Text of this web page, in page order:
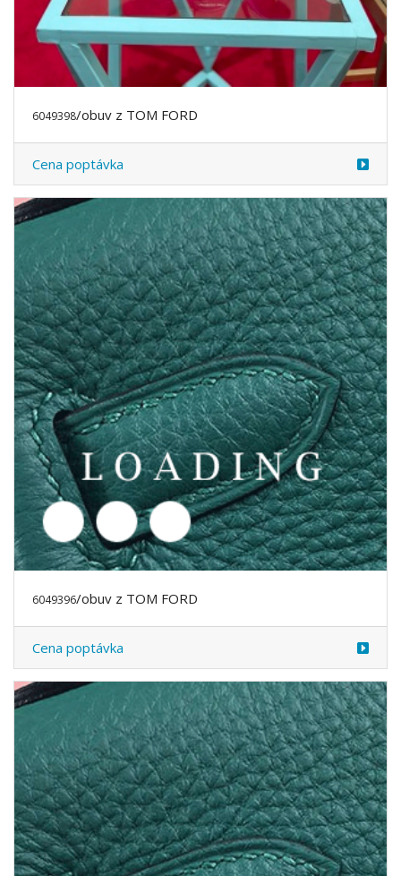
6049398/obuv z TOM FORD
Cena poptávka
6049396 /obuv z TOM FORD
Cena poptávka